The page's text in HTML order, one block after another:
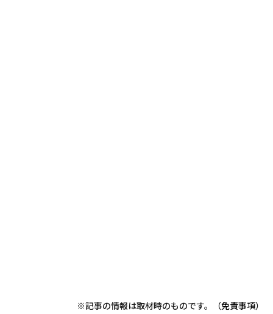
※記事の情報は取材時のものです。（免責事項）